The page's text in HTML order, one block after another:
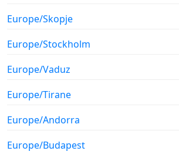
Europe/Skopje
Europe/Stockholm
Europe/Vaduz
Europe/Tirane
Europe/Andorra
Europe/Budapest